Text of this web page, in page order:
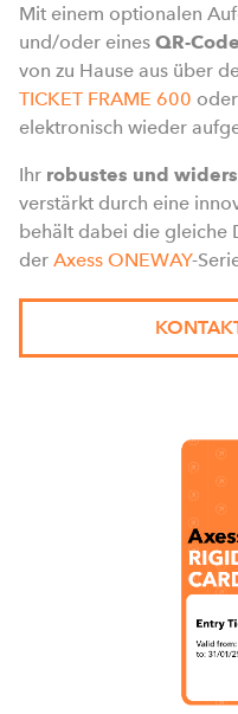
Mit einem optionalen
und/oder eines QR-
von zu Hause aus über
TICKET FRAME 600
elektronisch wieder
Ihr robustes und
verstärkt durch eine
behält dabei die gleiche
der Axess ONEWAY-